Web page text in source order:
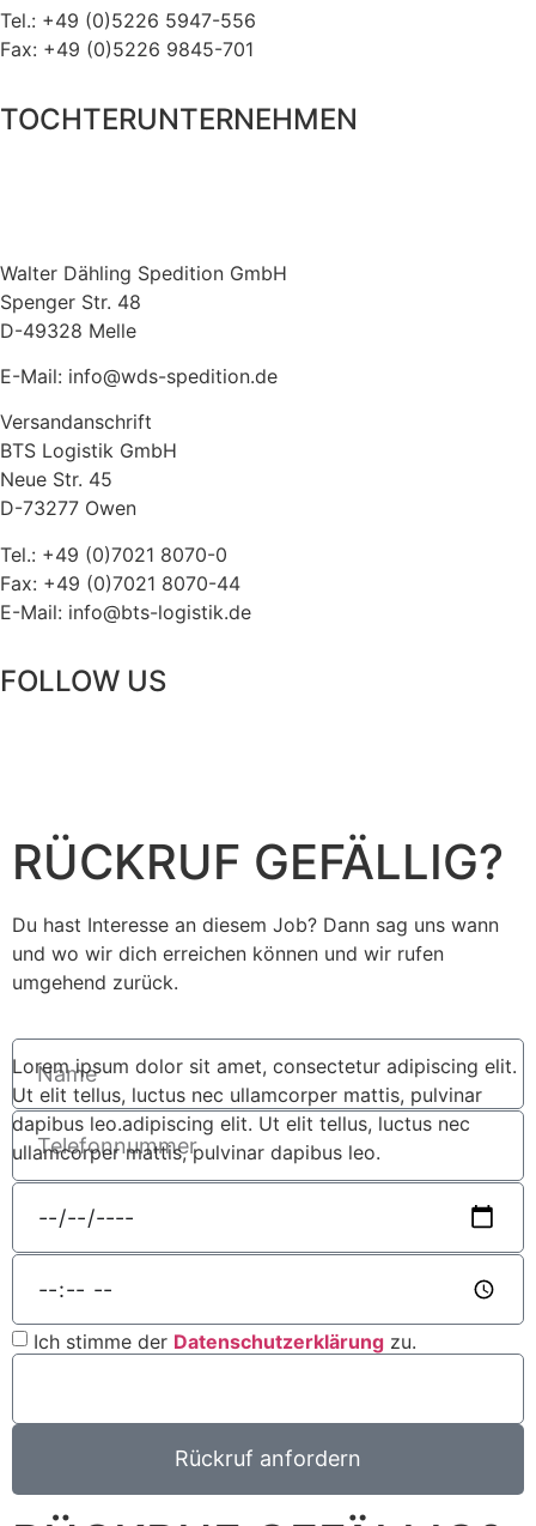
Tel.: +49 (0)5226 5947-556
Fax: +49 (0)5226 9845-701
TOCHTERUNTERNEHMEN
Walter Dähling Spedition GmbH
Spenger Str. 48
D-49328 Melle
E-Mail: info@wds-spedition.de
Versandanschrift
BTS Logistik GmbH
Neue Str. 45
D-73277 Owen
Tel.: +49 (0)7021 8070-0
Fax: +49 (0)7021 8070-44
E-Mail: info@bts-logistik.de
FOLLOW US
RÜCKRUF GEFÄLLIG?
Du hast Interesse an diesem Job? Dann sag uns wann
und wo wir dich erreichen können und wir rufen
umgehend zurück.
Lorem ipsum dolor sit amet, consectetur adipiscing elit.
Ut elit tellus, luctus nec ullamcorper mattis, pulvinar
dapibus leo.adipiscing elit. Ut elit tellus, luctus nec
ullamcorper mattis, pulvinar dapibus leo.
Ich stimme der Datenschutzerklärung zu.
Rückruf anfordern